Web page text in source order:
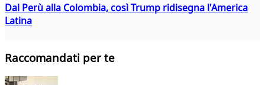
Dal Perù alla Colombia, così Trump ridisegna l'America
Latina
Raccomandati per te